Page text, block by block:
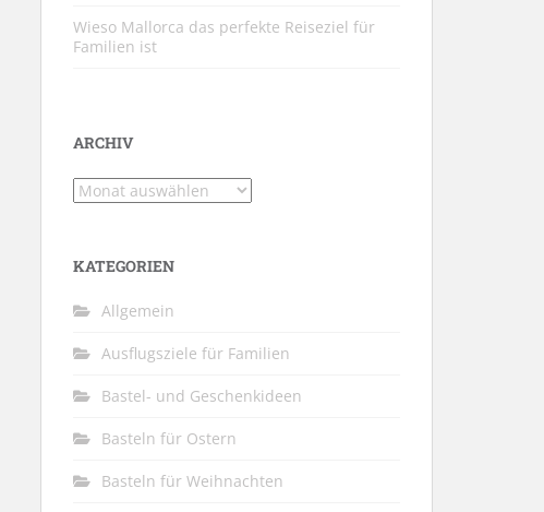
Wieso Mallorca das perfekte Reiseziel für
Familien ist
ARCHIV
Archiv
KATEGORIEN
Allgemein
Ausflugsziele für Familien
Bastel- und Geschenkideen
Basteln für Ostern
Basteln für Weihnachten